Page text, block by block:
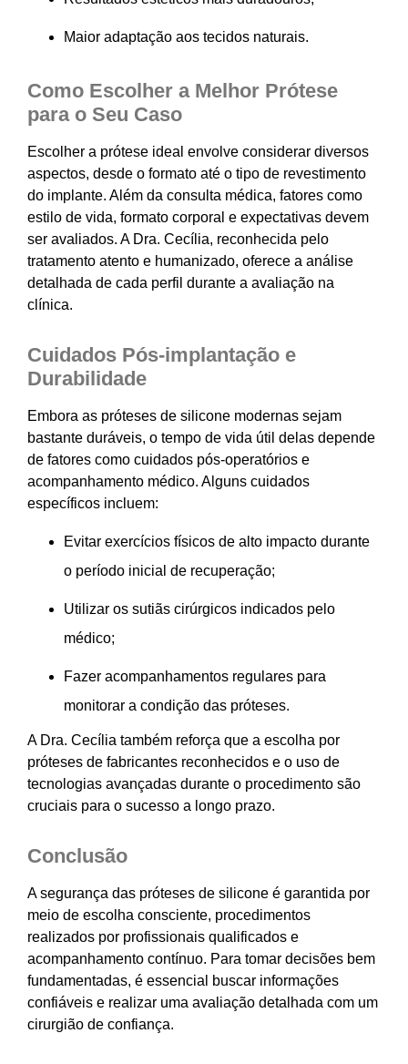
Maior adaptação aos tecidos naturais.
Como Escolher a Melhor Prótese
para o Seu Caso
Escolher a prótese ideal envolve considerar diversos
aspectos, desde o formato até o tipo de revestimento
do implante. Além da consulta médica, fatores como
estilo de vida, formato corporal e expectativas devem
ser avaliados. A Dra. Cecília, reconhecida pelo
tratamento atento e humanizado, oferece a análise
detalhada de cada perfil durante a avaliação na
clínica.
Cuidados Pós-implantação e
Durabilidade
Embora as próteses de silicone modernas sejam
bastante duráveis, o tempo de vida útil delas depende
de fatores como cuidados pós-operatórios e
acompanhamento médico. Alguns cuidados
específicos incluem:
Evitar exercícios físicos de alto impacto durante
o período inicial de recuperação;
Utilizar os sutiãs cirúrgicos indicados pelo
médico;
Fazer acompanhamentos regulares para
monitorar a condição das próteses.
A Dra. Cecília também reforça que a escolha por
próteses de fabricantes reconhecidos e o uso de
tecnologias avançadas durante o procedimento são
cruciais para o sucesso a longo prazo.
Conclusão
A segurança das próteses de silicone é garantida por
meio de escolha consciente, procedimentos
realizados por profissionais qualificados e
acompanhamento contínuo. Para tomar decisões bem
fundamentadas, é essencial buscar informações
confiáveis e realizar uma avaliação detalhada com um
cirurgião de confiança.